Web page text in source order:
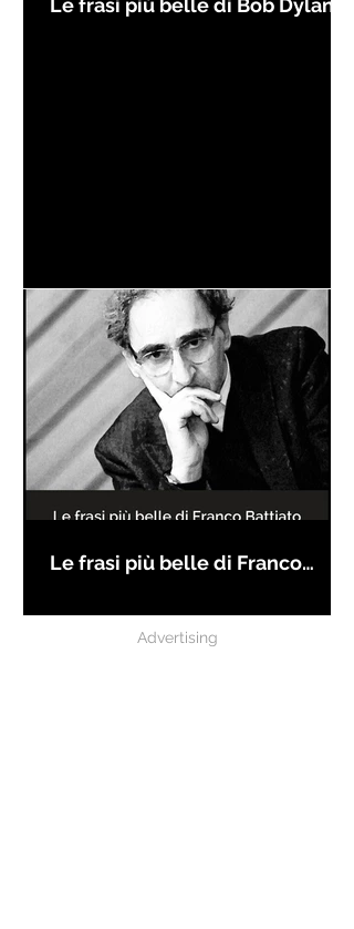
Le frasi più belle di Bob Dylan
Le frasi più belle di Franco
Advertising